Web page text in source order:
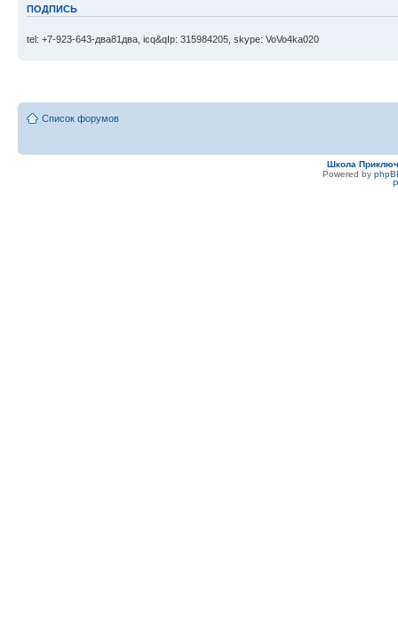
ПОДПИСЬ
tel: +7-923-643-два81два, icq&qIp: 315984205, skype: VoVo4ka020
Список форумов
Школа
Powered by